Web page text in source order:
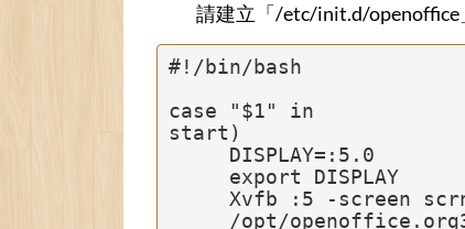
請建立「/etc/init.d/openoffice
#!/bin/bash
case "$1" in
start)